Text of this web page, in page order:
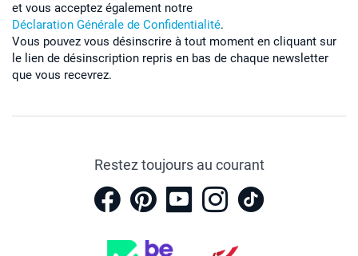
et vous acceptez également notre
Déclaration Générale de Confidentialité.
Vous pouvez vous désinscrire à tout moment en cliquant sur
le lien de désinscription repris en bas de chaque newsletter
que vous recevrez.
Restez toujours au courant